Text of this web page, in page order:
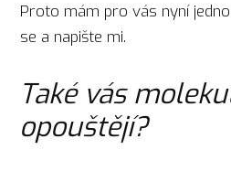
Proto mám pro vás nyní
se a napište mi.
Také vás
opouštějí?